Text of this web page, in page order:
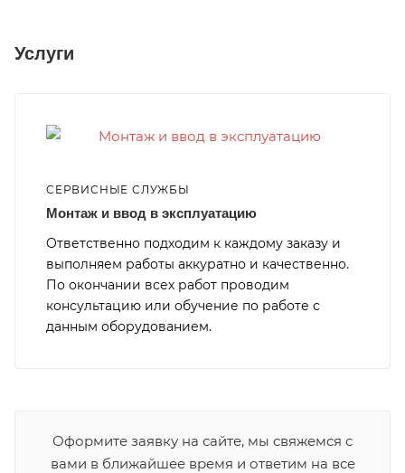
Услуги
СЕРВИСНЫЕ СЛУЖБЫ
Монтаж и ввод в эксплуатацию
Ответственно подходим к каждому заказу и
выполняем работы аккуратно и качественно.
По окончании всех работ проводим
консультацию или обучение по работе с
данным оборудованием.
Оформите заявку на сайте, мы свяжемся с
вами в ближайшее время и ответим на все